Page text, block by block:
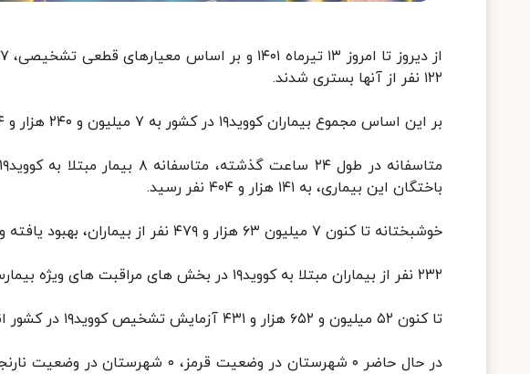
۱۲۲ نفر از آنها بستری شدند.
بر این اساس مجموع بیماران کووید۱۹ در کشور به ۷ میلیون و ۲۴۰ هزار و ۵۶۴ نفر رسید.
باختگان این بیماری، به ۱۴۱ هزار و ۴۰۴ نفر رسید.
خوشبختانه تا کنون ۷ میلیون ۶۳ هزار و ۴۷۹ نفر از بیماران، بهبود یافته و یا از بیمارستانها ترخیص شده اند.
۲۳۲ نفر از بیماران مبتلا به کووید۱۹ در بخش های مراقبت های ویژه بیمارستانها تحت مراقبت قرار دارند.
تا کنون ۵۲ میلیون و ۶۵۲ هزار و ۴۳۱ آزمایش تشخیص کووید۱۹ در کشور انجام شده است.